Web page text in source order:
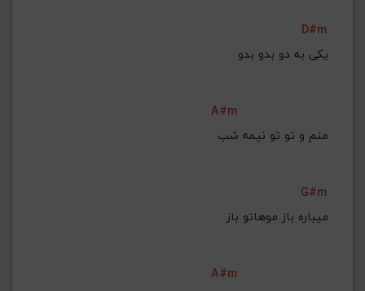
D#m
A#m
منم و تو تو نیمه شب
G#m
A#m